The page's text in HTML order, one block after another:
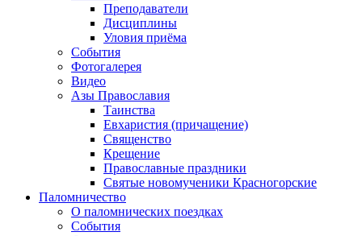
Преподаватели
Дисциплины
Уловия приёма
События
Фотогалерея
Видео
Азы Православия
Таинства
Евхаристия (причащение)
Священство
Крещение
Православные праздники
Святые новомученики Красногорские
Паломничество
О паломнических поездках
События